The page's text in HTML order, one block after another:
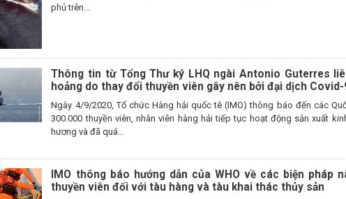
phủ trên...
Thông tin từ Tổng Thư ký LHQ ngài Antonio Guterres
hoảng do thay đổi thuyền viên gây nên bởi đại dịch Covid-
Ngày 4/9/2020, Tổ chức Hàng hải quốc tê (IMO) thông báo đến các
300.000 thuyền viên, nhân viên hàng hải tiếp tục hoạt động sản xuất
hương và đã quá...
IMO thông báo hướng dẫn của WHO về các biện pháp
thuyền viên đối với tàu hàng và tàu khai thác thủy sản